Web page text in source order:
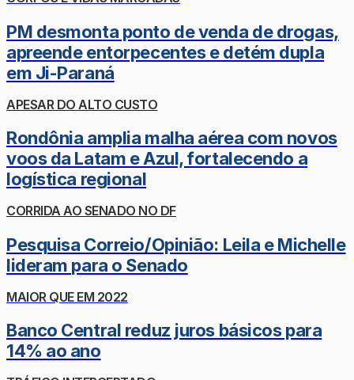
PM desmonta ponto de venda de drogas,
apreende entorpecentes e detém dupla
em Ji-Paraná
APESAR DO ALTO CUSTO
Rondônia amplia malha aérea com novos
voos da Latam e Azul, fortalecendo a
logística regional
CORRIDA AO SENADO NO DF
Pesquisa Correio/Opinião: Leila e Michelle
lideram para o Senado
MAIOR QUE EM 2022
Banco Central reduz juros básicos para
14% ao ano